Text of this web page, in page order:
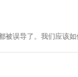
误导了。我们应该如